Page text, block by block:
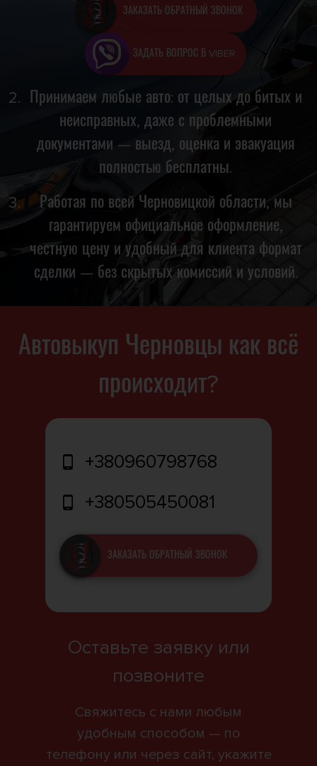
ЗАКАЗАТЬ ОБРАТНЫЙ ЗВОНОК
ЗАДАТЬ ВОПРОС В VIBER
Принимаем любые авто: от целых до битых и
неисправных, даже с проблемными
документами — выезд, оценка и эвакуация
полностью бесплатны.
Работая по всей Черновицкой области, мы
гарантируем официальное оформление,
честную цену и удобный для клиента формат
сделки — без скрытых комиссий и условий.
Автовыкуп Черновцы как всё
происходит?
+380960798768
+380505450081
ЗАКАЗАТЬ ОБРАТНЫЙ ЗВОНОК
Оставьте заявку или
позвоните
Свяжитесь с нами любым
удобным способом — по
телефону или через сайт, укажите